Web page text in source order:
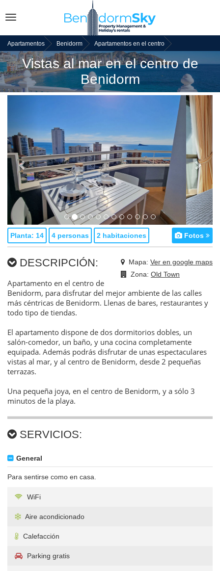
Toggle
Apartamentos Benidorm Apartamentos en el centro
Vistas al mar en el centro de
Benidorm
Planta: 14 4 personas 2 habitaciones Fotos
Mapa: Ver en google maps
Zona: Old Town
DESCRIPCIÓN:
Apartamento en el centro de
Benidorm, para disfrutar del mejor ambiente de las calles
más céntricas de Benidorm. Llenas de bares, restaurantes y
todo tipo de tiendas.
El apartamento dispone de dos dormitorios dobles, un
salón-comedor, un baño, y una cocina completamente
equipada. Además podrás disfrutar de unas espectaculares
vistas al mar, y al centro de Benidorm, desde 2 pequeñas
terrazas.
Una pequeña joya, en el centro de Benidorm, y a sólo 3
minutos de la playa.
SERVICIOS:
General
Para sentirse como en casa.
WiFi
Aire acondicionado
Calefacción
Parking gratis